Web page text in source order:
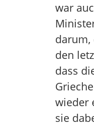
war
darum,
den
dass
wieder
sie